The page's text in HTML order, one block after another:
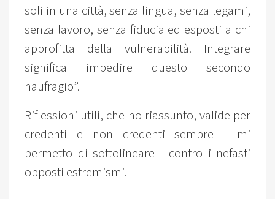
soli in una città, senza lingua, senza legami,
senza lavoro, senza fiducia ed esposti a chi
approfitta della vulnerabilità. Integrare
significa impedire questo secondo
naufragio”.
Riflessioni utili, che ho riassunto, valide per
credenti e non credenti sempre - mi
permetto di sottolineare - contro i nefasti
opposti estremismi.